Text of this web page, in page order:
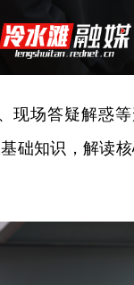
现场答疑解惑
础知识，解读